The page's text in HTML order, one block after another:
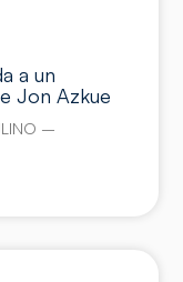
a un
Jon Azkue
–